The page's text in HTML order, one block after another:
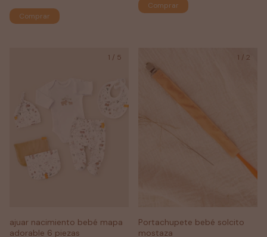
Comprar
1 / 5
ajuar nacimiento bebé mapa
adorable 6 piezas
1 / 2
Portachupete bebé solcito
mostaza